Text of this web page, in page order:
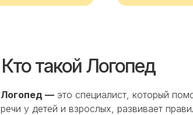
Кто такой Логопед
Логопед — это специалист, который
речи у детей и взрослых, развивает